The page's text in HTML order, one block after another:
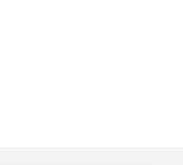
vérifiées